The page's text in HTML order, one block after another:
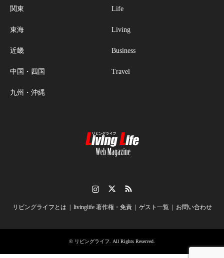
関東
東海
近畿
中国・四国
九州・沖縄
Life
Living
Business
Travel
リビングライフとは livinglife 著作権・免責 ゲスト一覧 お問い合わせ
© リビングライフ . All Rights Reserved.